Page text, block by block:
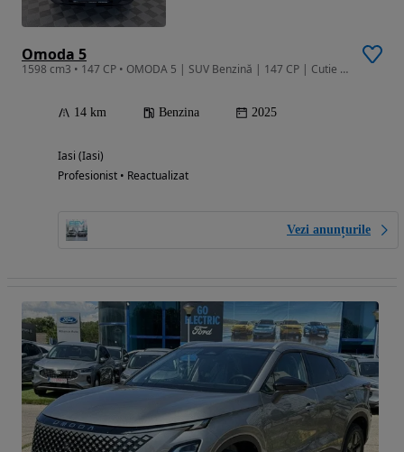
Omoda 5
1598 cm3 • 147 CP • OMODA 5 | SUV Benzină | 147 CP | Cutie Automată | Garanție
14 km Benzina 2025
Iasi (Iasi)
Profesionist • Reactualizat
Vezi anunțurile